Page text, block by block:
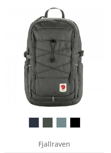
Fjallraven